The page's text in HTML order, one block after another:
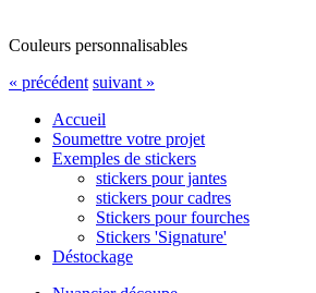
Couleurs personnalisables
« précédent suivant »
Accueil
Soumettre votre projet
Exemples de stickers
stickers pour jantes
stickers pour cadres
Stickers pour fourches
Stickers 'Signature'
Déstockage